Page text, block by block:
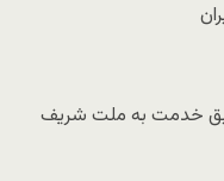
خدمت به ملت شریف